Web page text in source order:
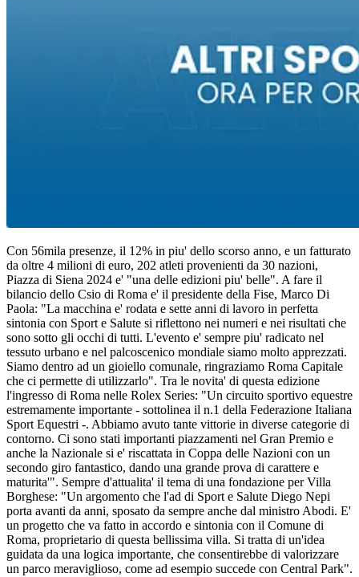
Con 56mila presenze, il 12% in piu' dello scorso anno, e un fatturato
da oltre 4 milioni di euro, 202 atleti provenienti da 30 nazioni,
Piazza di Siena 2024 e' "una delle edizioni piu' belle". A fare il
bilancio dello Csio di Roma e' il presidente della Fise, Marco Di
Paola: "La macchina e' rodata e sette anni di lavoro in perfetta
sintonia con Sport e Salute si riflettono nei numeri e nei risultati che
sono sotto gli occhi di tutti. L'evento e' sempre piu' radicato nel
tessuto urbano e nel palcoscenico mondiale siamo molto apprezzati.
Siamo dentro ad un gioiello comunale, ringraziamo Roma Capitale
che ci permette di utilizzarlo". Tra le novita' di questa edizione
l'ingresso di Roma nelle Rolex Series: "Un circuito sportivo equestre
estremamente importante - sottolinea il n.1 della Federazione Italiana
Sport Equestri -. Abbiamo avuto tante vittorie in diverse categorie di
contorno. Ci sono stati importanti piazzamenti nel Gran Premio e
anche la Nazionale si e' riscattata in Coppa delle Nazioni con un
secondo giro fantastico, dando una grande prova di carattere e
maturita'". Sempre d'attualita' il tema di una fondazione per Villa
Borghese: "Un argomento che l'ad di Sport e Salute Diego Nepi
porta avanti da anni, sposato da sempre anche dal ministro Abodi. E'
un progetto che va fatto in accordo e sintonia con il Comune di
Roma, proprietario di questa bellissima villa. Si tratta di un'idea
guidata da una logica importante, che consentirebbe di valorizzare
un parco meraviglioso, come ad esempio succede con Central Park".